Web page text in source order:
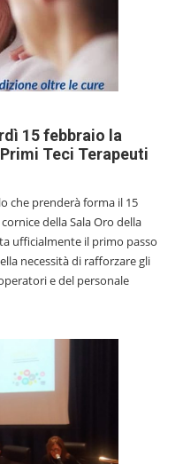
15 febbraio la
Teci Terapeuti
che prenderà forma il 15
della Sala Oro della
ufficialmente il primo passo
necessità di rafforzare gli
e del personale